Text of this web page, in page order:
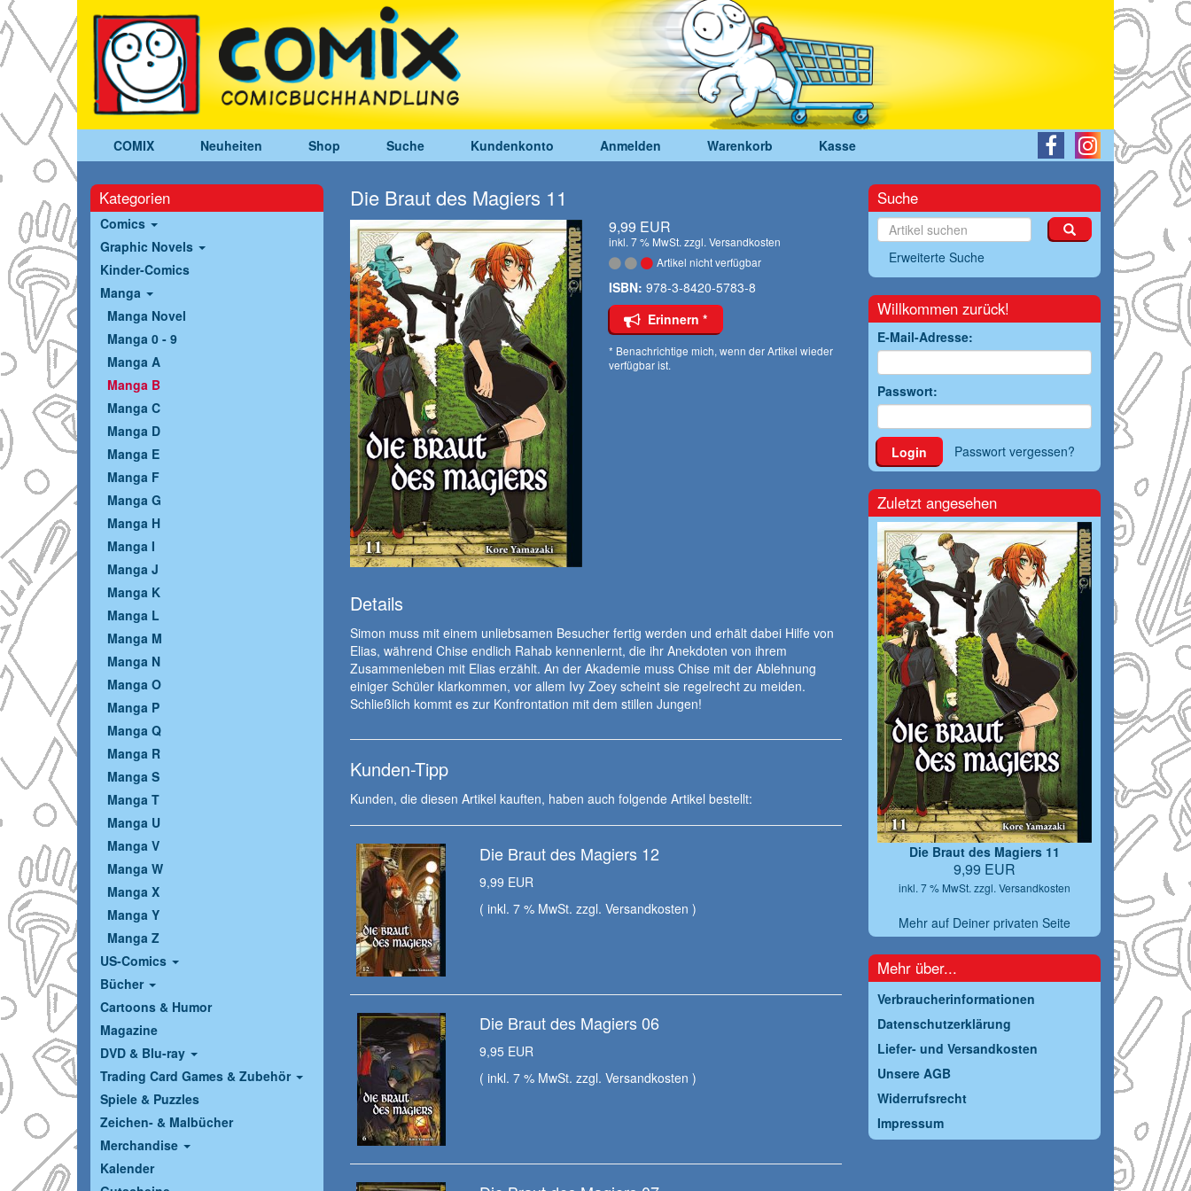
COMIX Neuheiten Shop Suche Kundenkonto Anmelden Warenkorb Kasse
Kategorien
Comics
Graphic Novels
Kinder-Comics
Manga
Manga Novel
Manga 0 - 9
Manga A
Manga B
Manga C
Manga D
Manga E
Manga F
Manga G
Manga H
Manga I
Manga J
Manga K
Manga L
Manga M
Manga N
Manga O
Manga P
Manga Q
Manga R
Manga S
Manga T
Manga U
Manga V
Manga W
Manga X
Manga Y
Manga Z
US-Comics
Bücher
Cartoons & Humor
Magazine
DVD & Blu-ray
Trading Card Games & Zubehör
Spiele & Puzzles
Zeichen- & Malbücher
Merchandise
Kalender
Die Braut des Magiers 11
9,99 EUR
inkl. 7 % MwSt. zzgl. Versandkosten
Artikel nicht verfügbar
ISBN: 978-3-8420-5783-8
Erinnern *
* Benachrichtige mich, wenn der Artikel wieder
verfügbar ist.
Details
Simon muss mit einem unliebsamen Besucher fertig werden und erhält dabei Hilfe von
Elias, während Chise endlich Rahab kennenlernt, die ihr Anekdoten von ihrem
Zusammenleben mit Elias erzählt. An der Akademie muss Chise mit der Ablehnung
einiger Schüler klarkommen, vor allem Ivy Zoey scheint sie regelrecht zu meiden.
Schließlich kommt es zur Konfrontation mit dem stillen Jungen!
Kunden-Tipp
Kunden, die diesen Artikel kauften, haben auch folgende Artikel bestellt:
Die Braut des Magiers 12
9,99 EUR
( inkl. 7 % MwSt. zzgl. Versandkosten )
Die Braut des Magiers 06
9,95 EUR
( inkl. 7 % MwSt. zzgl. Versandkosten )
Suche
Erweiterte Suche
Willkommen zurück!
E-Mail-Adresse:
Passwort:
Login Passwort vergessen?
Zuletzt angesehen
Die Braut des Magiers 11
9,99 EUR
inkl. 7 % MwSt. zzgl. Versandkosten
Mehr auf Deiner privaten Seite
Mehr über...
Verbraucherinformationen
Datenschutzerklärung
Liefer- und Versandkosten
Unsere AGB
Widerrufsrecht
Impressum